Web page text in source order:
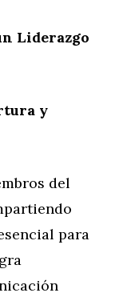
Liderazgo
y
del
para